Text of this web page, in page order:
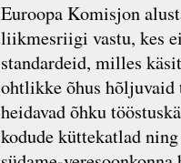
Euroopa Komisjon
liikmesriigi vastu, kes
standardeid, milles
ohtlikke õhus hõljuvaid
heidavad õhku
kodude küttekatlad